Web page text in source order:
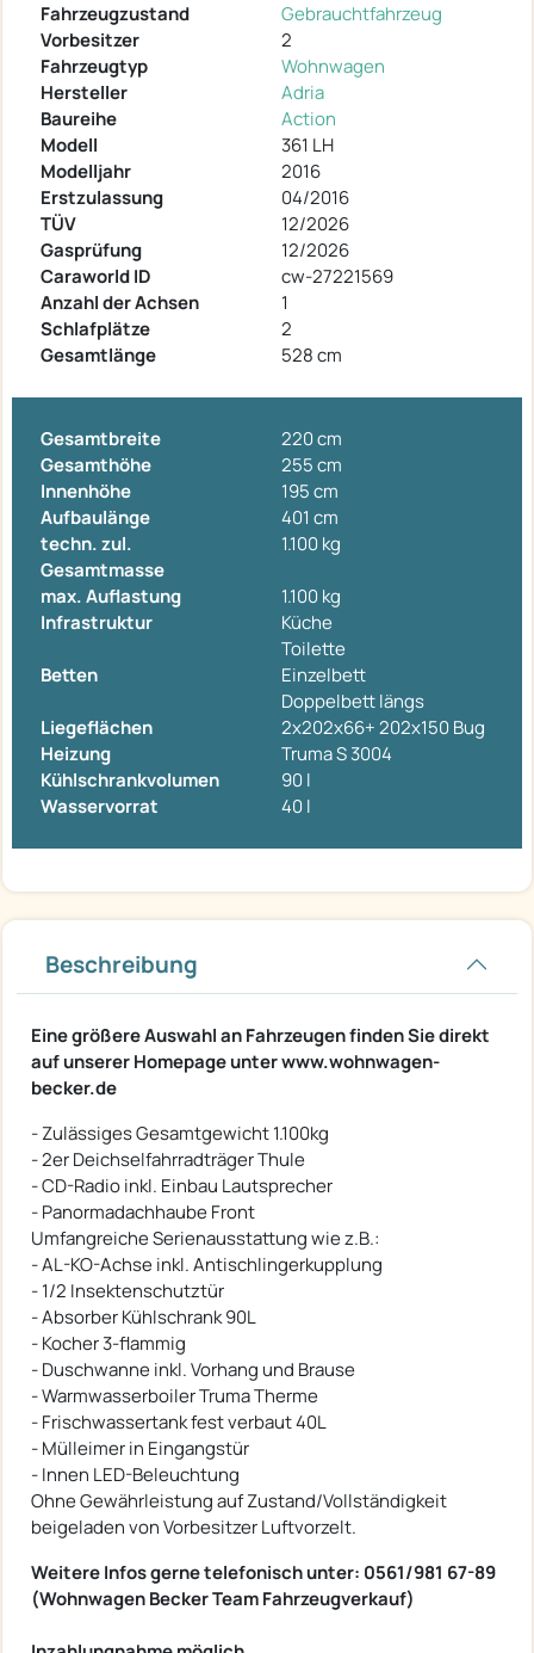
Fahrzeugzustand
Gebrauchtfahrzeug
Vorbesitzer
2
Fahrzeugtyp
Wohnwagen
Hersteller
Adria
Baureihe
Action
Modell
361 LH
Modelljahr
2016
Erstzulassung
04/2016
TÜV
12/2026
Gasprüfung
12/2026
Caraworld ID
cw-27221569
Anzahl der Achsen
1
Schlafplätze
2
Gesamtlänge
528 cm
Gesamtbreite
220 cm
Gesamthöhe
255 cm
Innenhöhe
195 cm
Aufbaulänge
401 cm
techn. zul.
Gesamtmasse
1.100 kg
max. Auflastung
1.100 kg
Infrastruktur
Küche
Toilette
Betten
Einzelbett
Doppelbett längs
Liegeflächen
2x202x66+ 202x150 Bug
Heizung
Truma S 3004
Kühlschrankvolumen
90 l
Wasservorrat
40 l
Beschreibung
Eine größere Auswahl an Fahrzeugen finden Sie direkt
auf unserer Homepage unter www.wohnwagen-
becker.de
- Zulässiges Gesamtgewicht 1.100kg
- 2er Deichselfahrradträger Thule
- CD-Radio inkl. Einbau Lautsprecher
- Panormadachhaube Front
Umfangreiche Serienausstattung wie z.B.:
- AL-KO-Achse inkl. Antischlingerkupplung
- 1/2 Insektenschutztür
- Absorber Kühlschrank 90L
- Kocher 3-flammig
- Duschwanne inkl. Vorhang und Brause
- Warmwasserboiler Truma Therme
- Frischwassertank fest verbaut 40L
- Mülleimer in Eingangstür
- Innen LED-Beleuchtung
Ohne Gewährleistung auf Zustand/Vollständigkeit
beigeladen von Vorbesitzer Luftvorzelt.
Weitere Infos gerne telefonisch unter: 0561/981 67-89
(Wohnwagen Becker Team Fahrzeugverkauf)